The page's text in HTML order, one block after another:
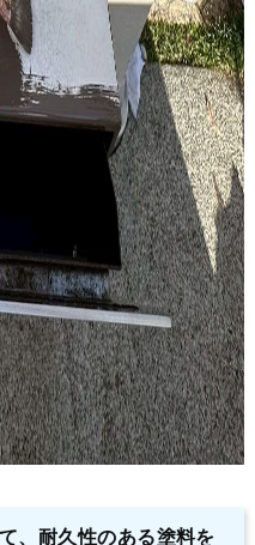
、耐久性のある塗料を